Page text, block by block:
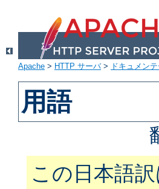
Apache > HTTP サーバ> ドキュメン
用語
この日本語